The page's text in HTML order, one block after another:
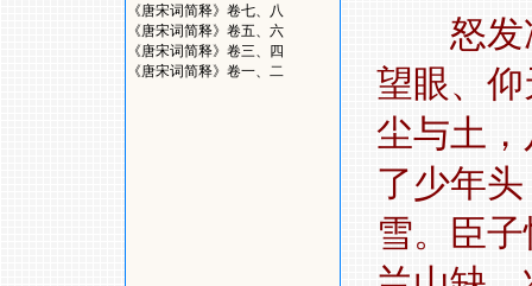
《唐宋词简释》卷七、八
《唐宋词简释》卷五、六
《唐宋词简释》卷三、四
《唐宋词简释》卷一、二
怒
望眼、
尘与土
了少年
雪。臣